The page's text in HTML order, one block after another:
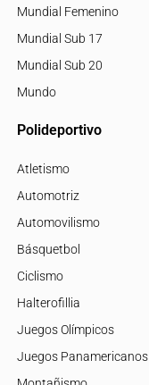
Mundial Femenino
Mundial Sub 17
Mundial Sub 20
Mundo
Polideportivo
Atletismo
Automotriz
Automovilismo
Básquetbol
Ciclismo
Halterofillia
Juegos Olímpicos
Juegos Panamericanos